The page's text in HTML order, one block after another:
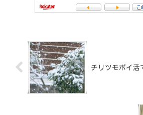
チリツモポイ活